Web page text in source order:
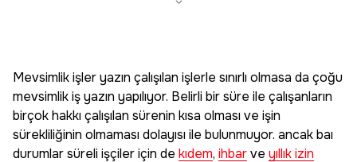
Mevsimlik işler yazın çalışılan işlerle sınırlı olmasa da çoğu
mevsimlik iş yazın yapılıyor. Belirli bir süre ile çalışanların
birçok hakkı çalışılan sürenin kısa olması ve işin
sürekliliğinin olmaması dolayısı ile bulunmuyor. ancak baı
durumlar süreli işçiler için de kıdem, ihbarve yıllık izin